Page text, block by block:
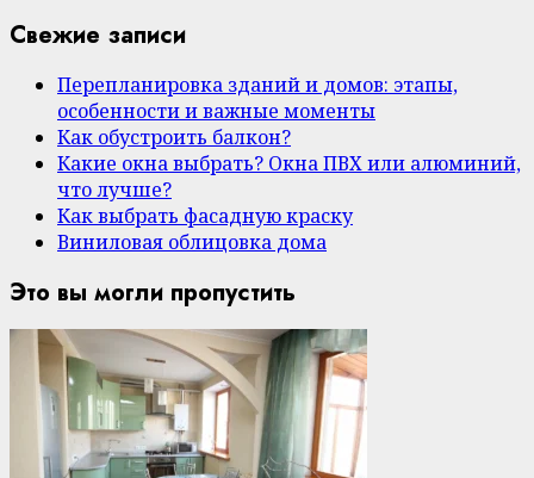
Свежие записи
Перепланировка зданий и домов: этапы,
особенности и важные моменты
Как обустроить балкон?
Какие окна выбрать? Окна ПВХ или алюминий,
что лучше?
Как выбрать фасадную краску
Виниловая облицовка дома
Это вы могли пропустить